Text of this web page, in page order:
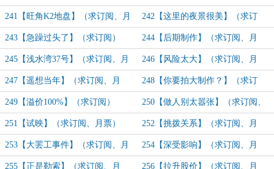
票） 票）
241【旺角K2地盘】（求订阅、月
票）
242【这里的夜景很美】（求订
阅、月票）
243【急躁过头了】（求订阅） 244【后期制作】（求订阅、月
票）
245【浅水湾37号】（求订阅、月
票）
246【风险太大】（求订阅、月
票）
247【遥想当年】（求订阅、月
票）
248【你要拍大制作？】（求订
阅、月票）
249【溢价100%】（求订阅） 250【做人别太嚣张】（求订阅、
月票）
251【试映】（求订阅、月票） 252【挑拨关系】（求订阅、月
票）
253【大罢工事件】（求订阅、月
票）
254【深受影响】（求订阅、月
票）
255【正是勒索】（求订阅、月 256【拉升股价】（求订阅、月